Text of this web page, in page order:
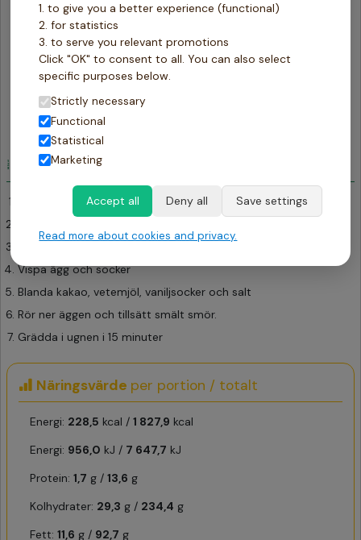
Smör
Ägg
dl
Socker
msk
Kakao
tsk
Vaniljsocker
krm
Salt
Florsocker
Gör så här
Sätt ugnen på 200 grader
Vispa ägg och socker
Blanda kakao, vetemjöl, vaniljsocker och salt
Rör ner äggen och tillsätt smält smör.
Grädda i ugnen i 15 minuter
Näringsvärde per portion / totalt
Energi: 228,5 kcal / 1 827,9 kcal
Energi: 956,0 kJ / 7 647,7 kJ
Protein: 1,7 g / 13,6 g
Kolhydrater: 29,3 g / 234,4 g
Fett: 11,6 g / 92,7 g
1. to give you a better experience (functional)
2. for statistics
3. to serve you relevant promotions
Click "OK" to consent to all. You can also select
specific purposes below.
Strictly necessary
Functional
Statistical
Marketing
Accept all Deny all Save settings
Read more about cookies and privacy.